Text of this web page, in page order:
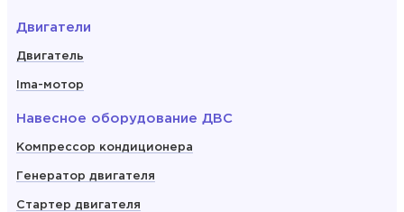
Двигатели
Двигатель
Ima-мотор
Навесное оборудование ДВС
Компрессор кондиционера
Генератор двигателя
Стартер двигателя